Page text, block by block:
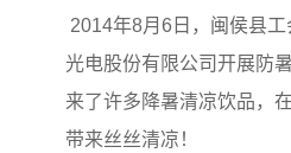
2014年8月6日，闽侯县
光电股份有限公司开展防
来了许多降暑清凉饮品，
带来丝丝清凉！